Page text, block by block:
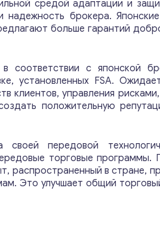
комментарии*
средой адаптации и
брокера.
больше гарантий
с японской
установленных FSA.
клиентов, управления
положительную
своей передовой
торговые программы.
распространенный в стране,
Это улучшает общий